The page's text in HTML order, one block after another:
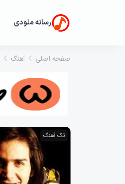
رسانه ملودی
صفحه اصلی آهنگ
تک آهنگ